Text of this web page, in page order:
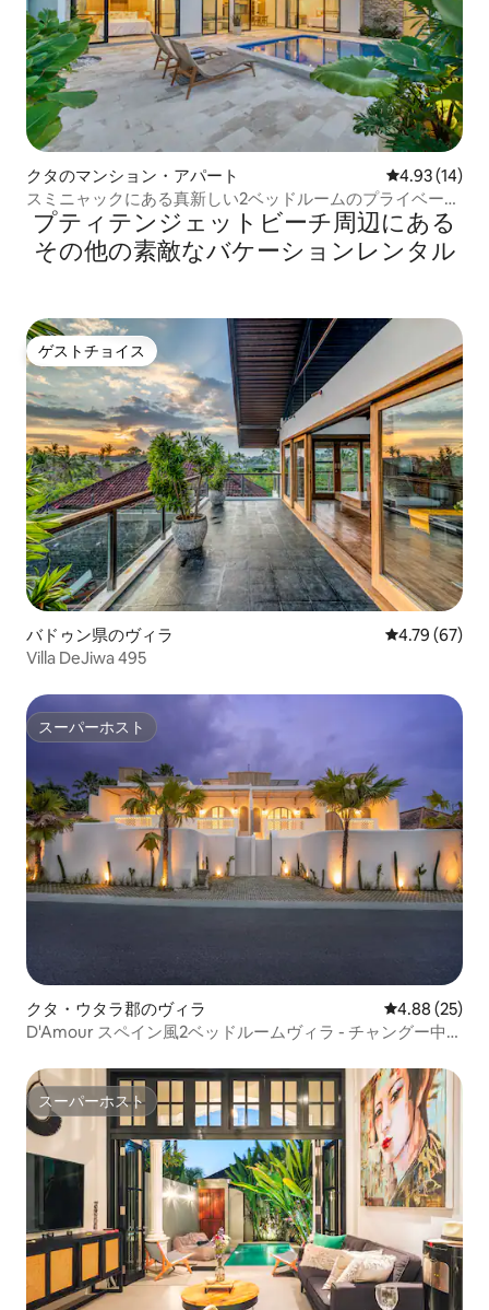
クタのマンション・アパート レビュー14
4.93 (14)
スミニャックにある真新しい2ベッドルームのプライベート
プールヴィラ
プティテンジェットビーチ⁠周⁠辺⁠に⁠あ⁠る
そ⁠の⁠他⁠の素⁠敵⁠なバ⁠ケ⁠ー⁠シ⁠ョ⁠ン⁠レ⁠ン⁠タ⁠ル
ゲストチョイス
ゲストチョイス
バドゥン県のヴィラ レビュー67
4.79 (67)
Villa DeJiwa 495
スーパーホスト
スーパーホスト
クタ・ウタラ郡のヴィラ レビュー25
4.88 (25)
D'Amour スペイン風2ベッドルームヴィラ - チャングー中心
スーパーホスト
スーパーホスト